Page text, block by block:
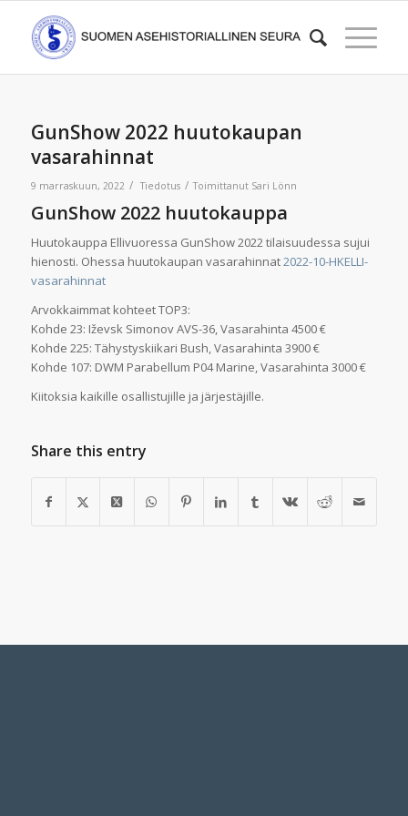
GunShow 2022 huutokaupan
vasarahinnat
9 marraskuun, 2022 / Tiedotus / Toimittanut Sari Lönn
GunShow 2022 huutokauppa
Huutokauppa Ellivuoressa GunShow 2022 tilaisuudessa sujui
hienosti. Ohessa huutokaupan vasarahinnat2022-10-HKELLI-
vasarahinnat
Arvokkaimmat kohteet TOP3:
Kohde 23: Iževsk Simonov AVS-36, Vasarahinta 4500 €
Kohde 225: Tähystyskiikari Bush, Vasarahinta 3900 €
Kohde 107: DWM Parabellum P04 Marine, Vasarahinta 3000 €
Kiitoksia kaikille osallistujille ja järjestäjille.
Share this entry